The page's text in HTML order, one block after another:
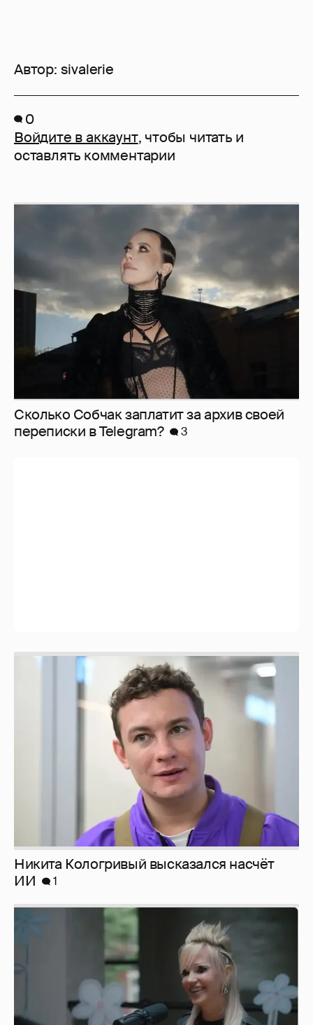
Автор: sivalerie
0
Войдите в аккаунт, чтобы читать и
оставлять комментарии
Сколько Собчак заплатит за архив своей
перeписки в Telegram?
3
Никита Кологривый высказался насчёт
Певица Глюкоза рассказала о съёмках для
эротического журнала
3